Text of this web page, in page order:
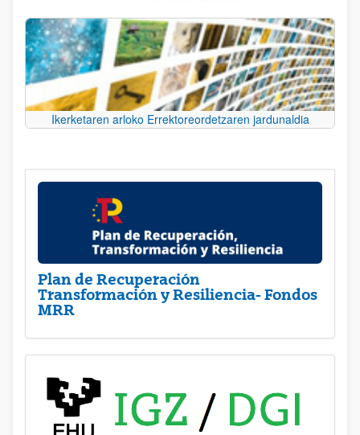
Ikerketaren arloko Errektoreordetzaren jardunaldia
Plan de Recuperación
Transformación y Resiliencia- Fondos
MRR